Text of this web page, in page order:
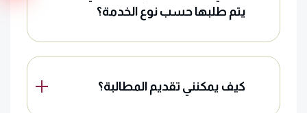
يتم طلبها حسب نوع الخدمة؟
كيف يمكنني تقديم المطالبة؟